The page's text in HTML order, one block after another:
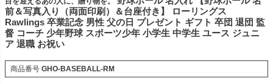
前＆写真入り（両面印刷）＆台座付き】 ローリングス
Rawlings 卒業記念 男性 父の日 プレゼント ギフト 卒団 退団 監
督 コーチ 少年野球 スポーツ少年 小学生 中学生 ユース ジュニ
ア 退職 お祝い
商品番号 GHO-BASEBALL-RM